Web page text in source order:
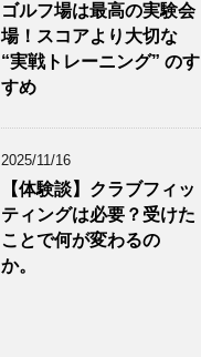
ゴルフ場は最高の実験会
場！スコアより大切な
“実戦トレーニング” のす
すめ
2025/11/16
【体験談】クラブフィッ
ティングは必要？受けた
ことで何が変わるの
か。